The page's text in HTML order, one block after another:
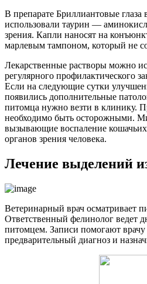
В препарате Бриллиантовые глаза
использовали таурин —
зрения. Капли наносят на
марлевым тампоном, который не
Лекарственные растворы можно
регулярного профилактического
Если на следующие сутки
появились дополнительные
питомца нужно везти в клинику.
необходимо быть осторожными.
вызывающие воспаление кошачьих
органов зрения человека.
Лечение выделений
Ветеринарный врач осматривает
Ответственный фелинолог ведет
питомцем. Записи помогают врачу
предварительный диагноз и